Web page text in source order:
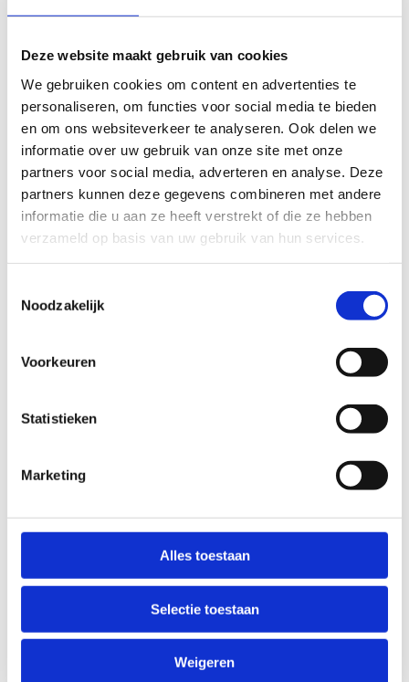
Deze website maakt gebruik van cookies
We gebruiken cookies om content en advertenties te
personaliseren, om functies voor social media te bieden
en om ons websiteverkeer te analyseren. Ook delen we
informatie over uw gebruik van onze site met onze
partners voor social media, adverteren en analyse. Deze
partners kunnen deze gegevens combineren met andere
informatie die u aan ze heeft verstrekt of die ze hebben
verzameld op basis van uw gebruik van hun services.
Noodzakelijk
Voorkeuren
Statistieken
Marketing
Alles toestaan
Selectie toestaan
Weigeren
Sportvloer wielerpiste
af te huren of per 1/3. De afmetingen van de
volledige sporthal bedragen 60m op 33m. 1
zaaldeel komt neer op ongeveer 20m op 33m.
Let op! Hier is zaalvoetbal niet toegelaten.
Actieve clubs - Volleybal
Herbert Mortier
Stuur een bericht
Joris Lemmers
Stuur een bericht
Peter Ballinckx